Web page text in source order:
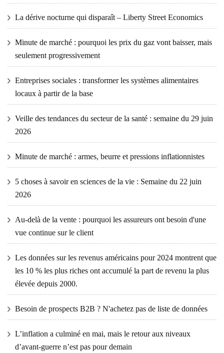
La dérive nocturne qui disparaît – Liberty Street Economics
Minute de marché : pourquoi les prix du gaz vont baisser, mais
seulement progressivement
Entreprises sociales : transformer les systèmes alimentaires
locaux à partir de la base
Veille des tendances du secteur de la santé : semaine du 29 juin
2026
Minute de marché : armes, beurre et pressions inflationnistes
5 choses à savoir en sciences de la vie : Semaine du 22 juin
2026
Au-delà de la vente : pourquoi les assureurs ont besoin d'une
vue continue sur le client
Les données sur les revenus américains pour 2024 montrent que
les 10 % les plus riches ont accumulé la part de revenu la plus
élevée depuis 2000.
Besoin de prospects B2B ? N'achetez pas de liste de données
L’inflation a culminé en mai, mais le retour aux niveaux
d’avant-guerre n’est pas pour demain